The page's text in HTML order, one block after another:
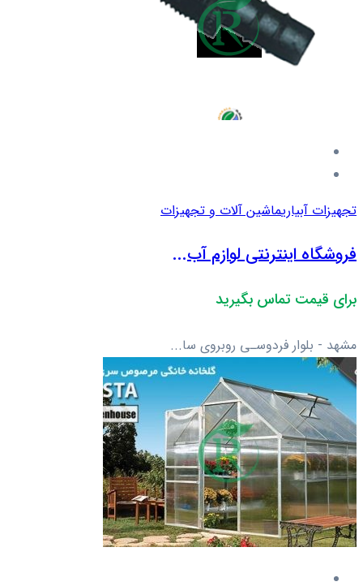
تجهیزات آبیاریماشین آلات و تجهیزات
فروشگاه اینترنتی لوازم آب...
برای قیمت تماس بگیرید
مشهد - بلوار فردوسـی روبروی سا...